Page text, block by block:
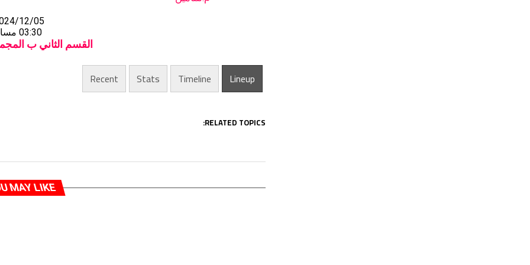
12/05
03:30 مساءً
القسم الثاني ب
Lineup
Timeline
Stats
Recent
RELATED TOPICS:
MAY LIKE